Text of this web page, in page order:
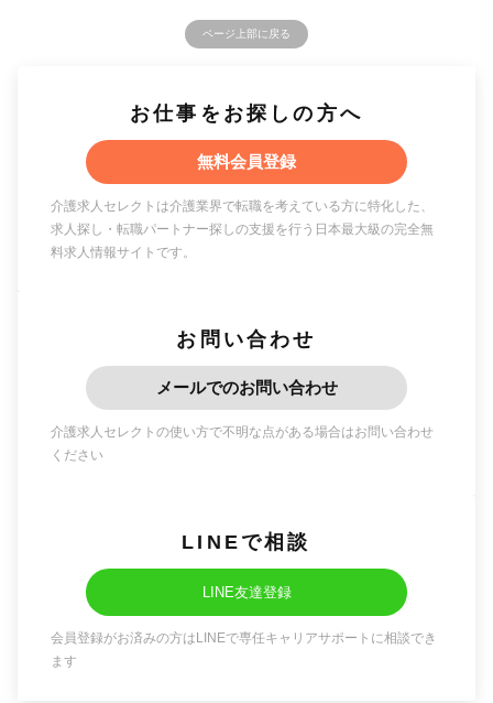
ページ上部に戻る
お仕事をお探しの方へ
無料会員登録
介護求人セレクトは介護業界で転職を考えている方に特化した、
求人探し・転職パートナー探しの支援を行う日本最大級の完全無
料求人情報サイトです。
お問い合わせ
メールでのお問い合わせ
介護求人セレクトの使い方で不明な点がある場合はお問い合わせ
ください
LINEで相談
LINE友達登録
会員登録がお済みの方はLINEで専任キャリアサポートに相談でき
ます